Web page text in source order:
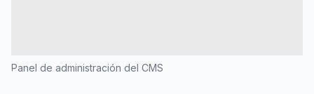
Panel de administración del CMS